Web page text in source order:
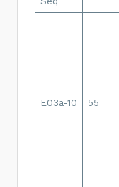
E03a-10 55